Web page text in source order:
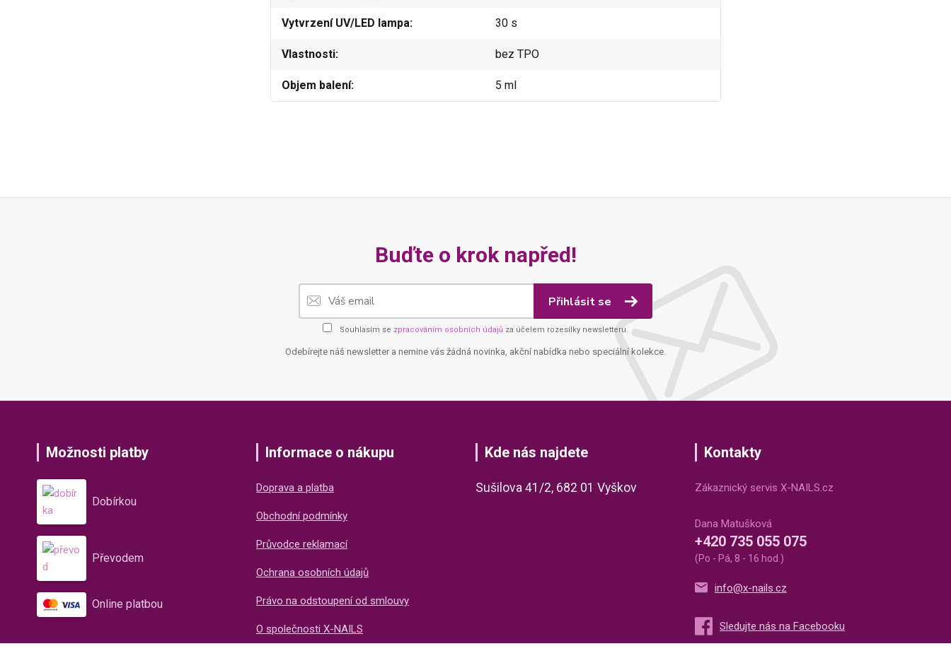
Vytvrzení UV/LED lampa 30 s
Vlastnosti bez TPO
Objem balení 5 ml
Buďte o krok napřed!
Přihlásit se
Souhlasím se zpracováním osobních údajů za účelem rozesílky newsletteru.
Odebírejte náš newsletter a nemine vás žádná novinka, akční nabídka nebo speciální kolekce.
Možnosti platby
Dobírkou
Převodem
Online platbou
Informace o nákupu
Doprava a platba
Obchodní podmínky
Průvodce reklamací
Ochrana osobních údajů
Právo na odstoupení od smlouvy
O společnosti X-NAILS
Kde nás najdete
Sušilova 41/2, 682 01 Vyškov
Kontakty
Zákaznický servis X-NAILS.cz
Dana Matušková
+420 735 055 075
(Po - Pá, 8 - 16 hod.)
info@x-nails.cz